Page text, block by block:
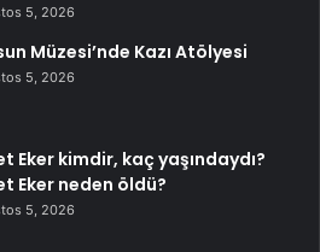
5, 2026
Müzesi’nde Kazı Atölyesi
5, 2026
Eker kimdir, kaç yaşındaydı?
Eker neden öldü?
5, 2026